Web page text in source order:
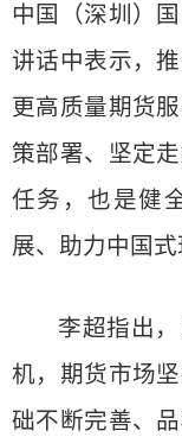
中国（深圳）
讲话中表示，
更高质量期货
策部署、坚定
任务，也是健
展、助力中国式
李超指出
机，期货市场
础不断完善、